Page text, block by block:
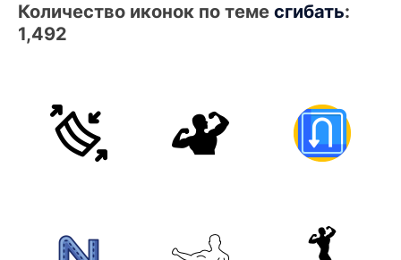
Количество иконок по теме сгибать:
1,492